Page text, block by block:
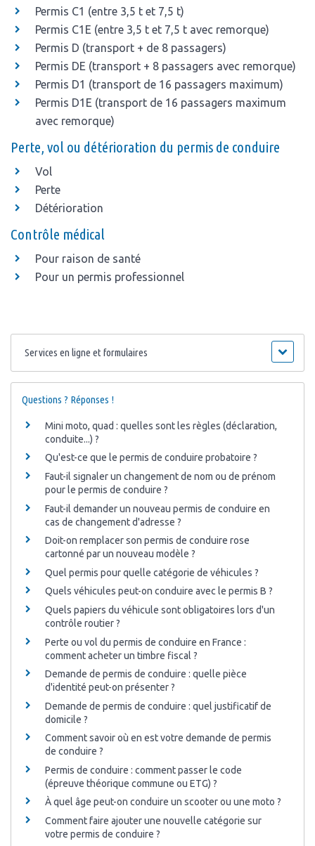
Permis C1 (entre 3,5 t et 7,5 t)
Permis C1E (entre 3,5 t et 7,5 t avec remorque)
Permis D (transport + de 8 passagers)
Permis DE (transport + 8 passagers avec remorque)
Permis D1 (transport de 16 passagers maximum)
Permis D1E (transport de 16 passagers maximum
avec remorque)
Perte, vol ou détérioration du permis de conduire
Vol
Perte
Détérioration
Contrôle médical
Pour raison de santé
Pour un permis professionnel
Services en ligne et formulaires
Questions ? Réponses !
Mini moto, quad : quelles sont les règles (déclaration,
conduite...) ?
Qu'est-ce que le permis de conduire probatoire ?
Faut-il signaler un changement de nom ou de prénom
pour le permis de conduire ?
Faut-il demander un nouveau permis de conduire en
cas de changement d'adresse ?
Doit-on remplacer son permis de conduire rose
cartonné par un nouveau modèle ?
Quel permis pour quelle catégorie de véhicules ?
Quels véhicules peut-on conduire avec le permis B ?
Quels papiers du véhicule sont obligatoires lors d'un
contrôle routier ?
Perte ou vol du permis de conduire en France :
comment acheter un timbre fiscal ?
Demande de permis de conduire : quelle pièce
d'identité peut-on présenter ?
Demande de permis de conduire : quel justificatif de
domicile ?
Comment savoir où en est votre demande de permis
de conduire ?
Permis de conduire : comment passer le code
(épreuve théorique commune ou ETG) ?
À quel âge peut-on conduire un scooter ou une moto ?
Comment faire ajouter une nouvelle catégorie sur
votre permis de conduire ?